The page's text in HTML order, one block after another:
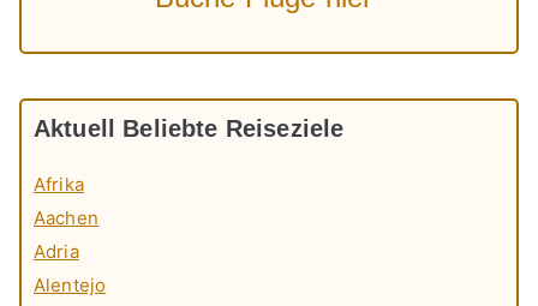
Aktuell Beliebte Reiseziele
Afrika
Aachen
Adria
Alentejo